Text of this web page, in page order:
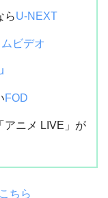
らU-NEXT
ビデオ
FOD
アニメ LIVE」が
ちら